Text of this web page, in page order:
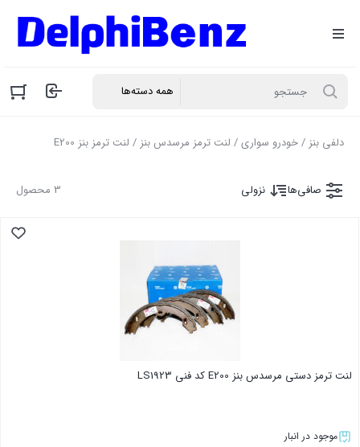
دلفی بنز /خودرو سواری/ لنت ترمز مرسدس بنز / لنت ترمز بنز E200
3 محصول صافی‌ها نزولی
لنت ترمز دستی مرسدس بنز E200 کد فنی LS1923
موجود در انبار